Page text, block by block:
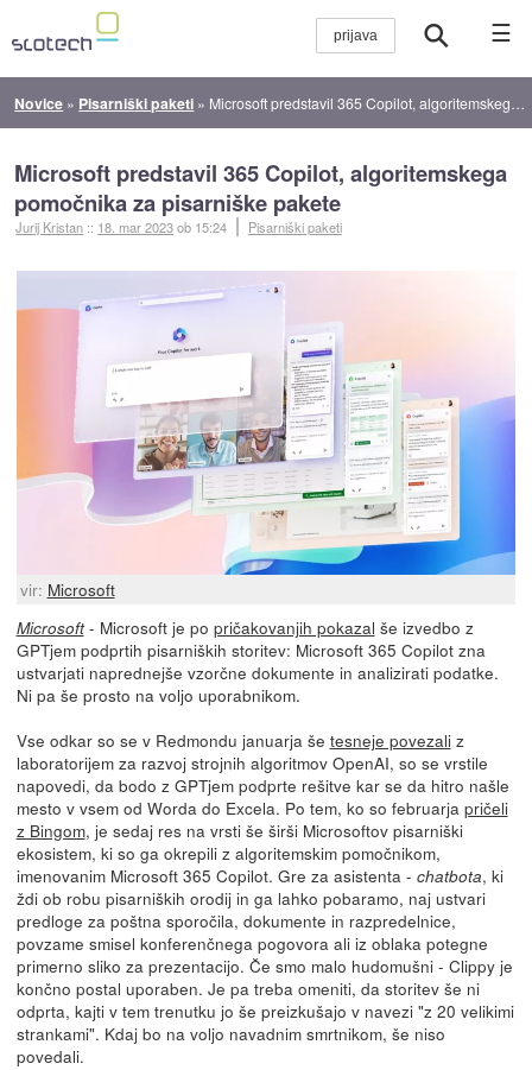
☰
Novice » Pisarniški paketi » Microsoft predstavil 365 Copilot, algoritemskega pomočnika za pisarniške pakete
Microsoft predstavil 365 Copilot, algoritemskega
pomočnika za pisarniške pakete
Jurij Kristan :: 18. mar 2023ob 15:24 Pisarniški paketi
vir: Microsoft
Microsoft- Microsoft je po pričakovanjih pokazal še izvedbo z
GPTjem podprtih pisarniških storitev: Microsoft 365 Copilot zna
ustvarjati naprednejše vzorčne dokumente in analizirati podatke.
Ni pa še prosto na voljo uporabnikom.
Vse odkar so se v Redmondu januarja še tesneje povezaliz
laboratorijem za razvoj strojnih algoritmov OpenAI, so se vrstile
napovedi, da bodo z GPTjem podprte rešitve kar se da hitro našle
mesto v vsem od Worda do Excela. Po tem, ko so februarja pričeli
z Bingom, je sedaj res na vrsti še širši Microsoftov pisarniški
ekosistem, ki so ga okrepili z algoritemskim pomočnikom,
imenovanim Microsoft 365 Copilot. Gre za asistenta - chatbota, ki
ždi ob robu pisarniških orodij in ga lahko pobaramo, naj ustvari
predloge za poštna sporočila, dokumente in razpredelnice,
povzame smisel konferenčnega pogovora ali iz oblaka potegne
primerno sliko za prezentacijo. Če smo malo hudomušni - Clippy je
končno postal uporaben. Je pa treba omeniti, da storitev še ni
odprta, kajti v tem trenutku jo še preizkušajo v navezi "z 20 velikimi
strankami". Kdaj bo na voljo navadnim smrtnikom, še niso
povedali.